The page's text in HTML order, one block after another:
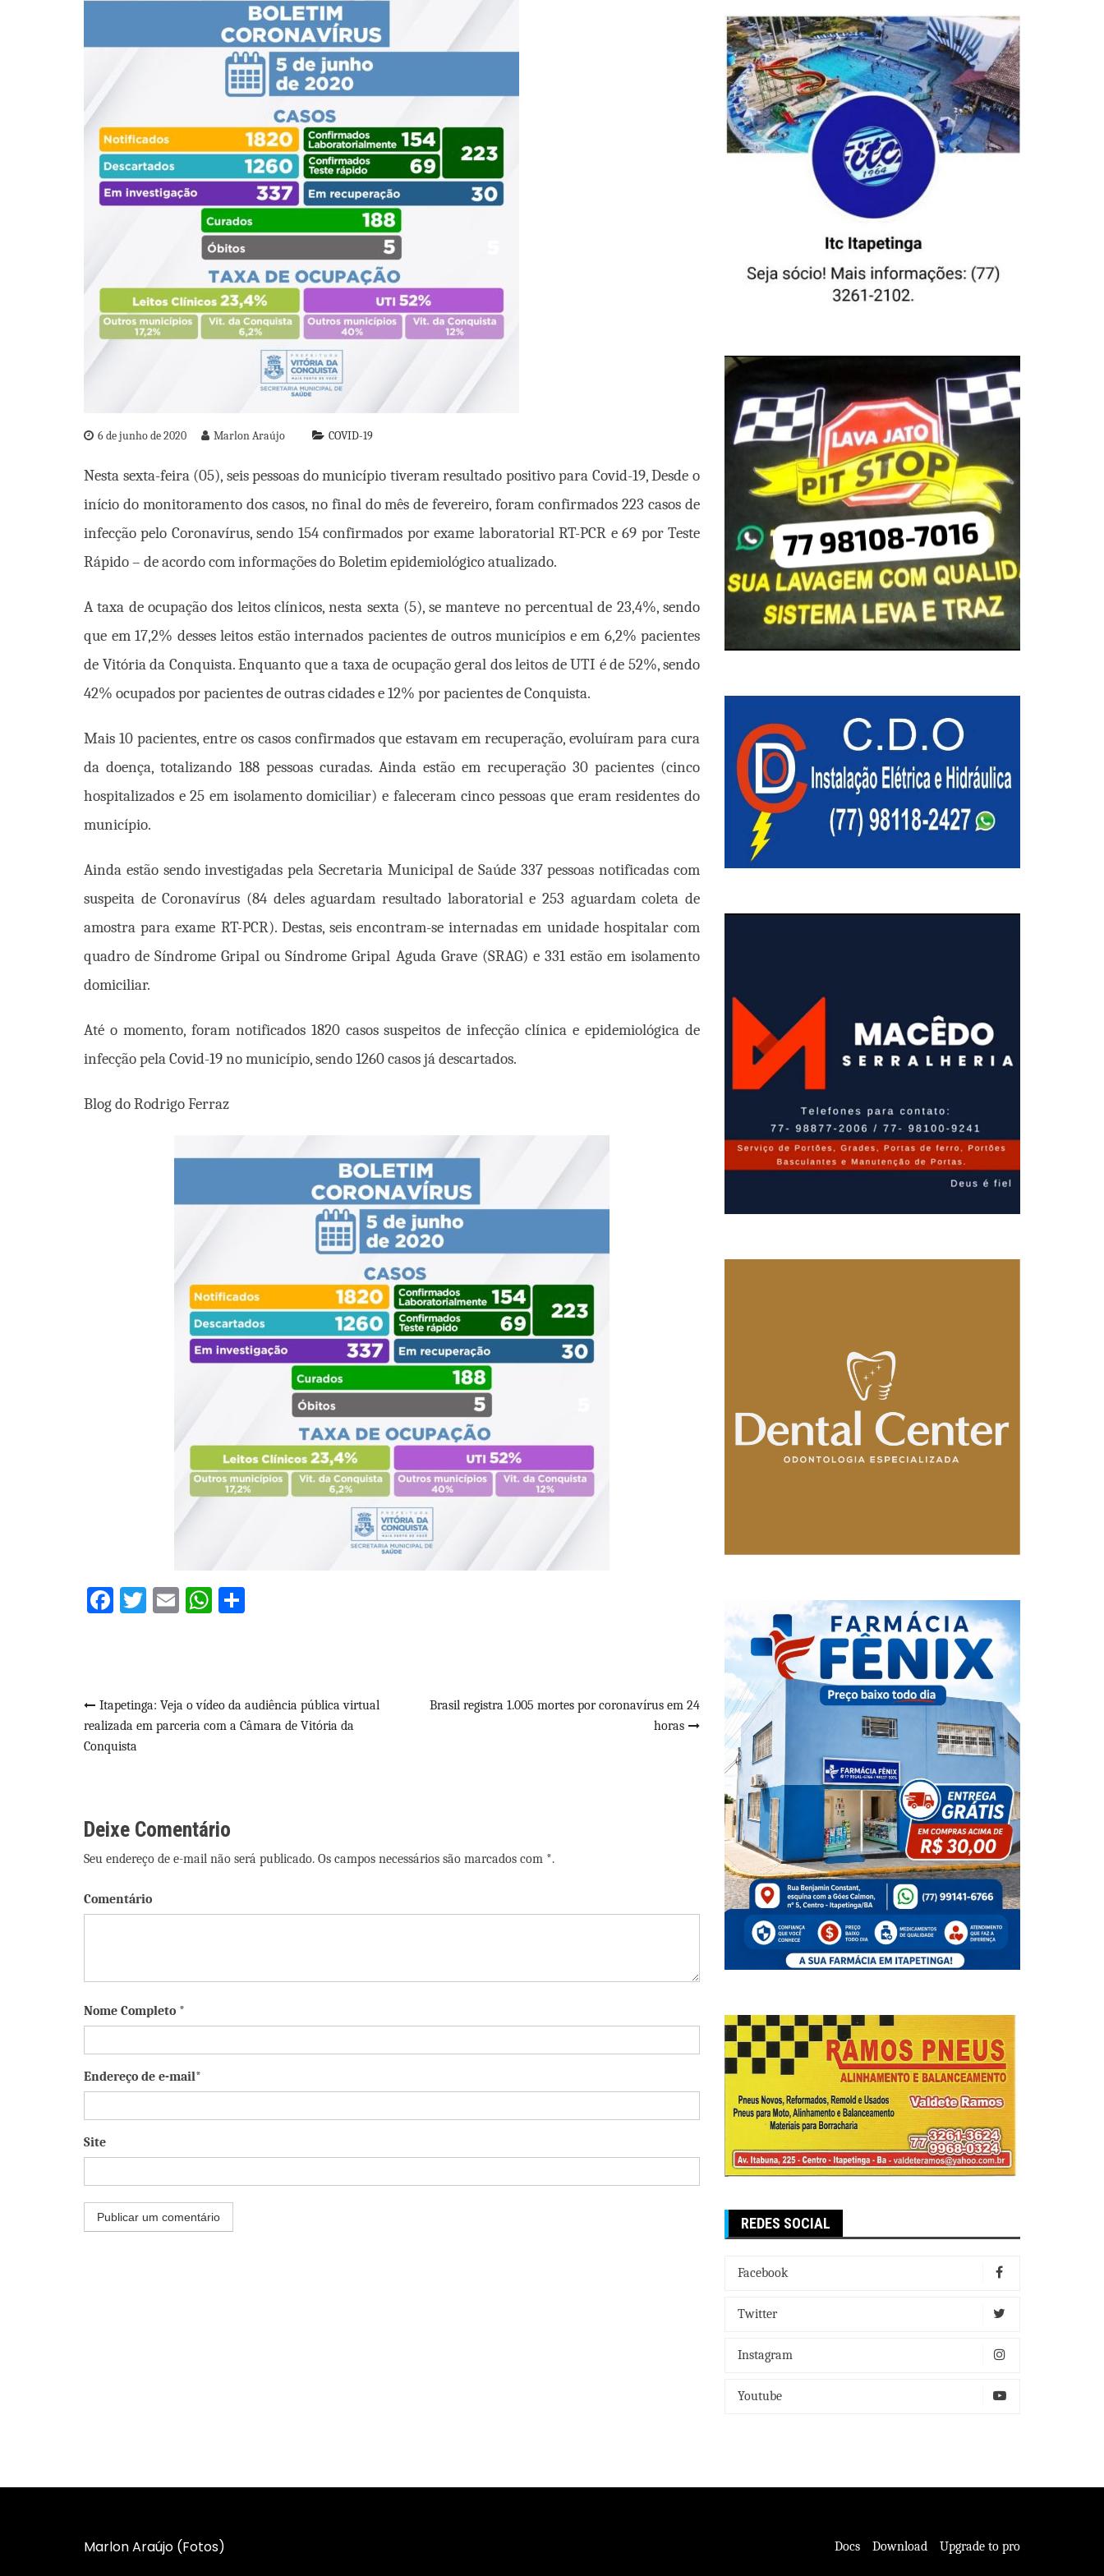
6 de junho de 2020 Marlon Araújo COVID-19
Nesta sexta-feira (05), seis pessoas do município tiveram resultado positivo para Covid-19, Desde o
início do monitoramento dos casos, no final do mês de fevereiro, foram confirmados 223 casos de
infecção pelo Coronavírus, sendo 154 confirmados por exame laboratorial RT-PCR e 69 por Teste
Rápido – de acordo com informações do Boletim epidemiológico atualizado.
A taxa de ocupação dos leitos clínicos, nesta sexta (5), se manteve no percentual de 23,4%, sendo
que em 17,2% desses leitos estão internados pacientes de outros municípios e em 6,2% pacientes
de Vitória da Conquista. Enquanto que a taxa de ocupação geral dos leitos de UTI é de 52%, sendo
42% ocupados por pacientes de outras cidades e 12% por pacientes de Conquista.
Mais 10 pacientes, entre os casos confirmados que estavam em recuperação, evoluíram para cura
da doença, totalizando 188 pessoas curadas. Ainda estão em recuperação 30 pacientes (cinco
hospitalizados e 25 em isolamento domiciliar) e faleceram cinco pessoas que eram residentes do
município.
Ainda estão sendo investigadas pela Secretaria Municipal de Saúde 337 pessoas notificadas com
suspeita de Coronavírus (84 deles aguardam resultado laboratorial e 253 aguardam coleta de
amostra para exame RT-PCR). Destas, seis encontram-se internadas em unidade hospitalar com
quadro de Síndrome Gripal ou Síndrome Gripal Aguda Grave (SRAG) e 331 estão em isolamento
domiciliar.
Até o momento, foram notificados 1820 casos suspeitos de infecção clínica e epidemiológica de
infecção pela Covid-19 no município, sendo 1260 casos já descartados.
Blog do Rodrigo Ferraz
Facebook
Twitter
EmailWhatsApp
Navegação
de
Itapetinga: Veja o vídeo da audiência pública virtual
realizada em parceria com a Câmara de Vitória da
Conquista
Brasil registra 1.005 mortes por coronavírus em 24
horas
Deixe Comentário
Seu endereço de e-mail não será publicado. Os campos necessários são marcados com *.
Comentário
Nome Completo *
Endereço de e-mail*
Site
REDES SOCIAL
Facebook
Twitter
Instagram
Youtube
Marlon Araújo (Fotos) Docs Download Upgrade to pro